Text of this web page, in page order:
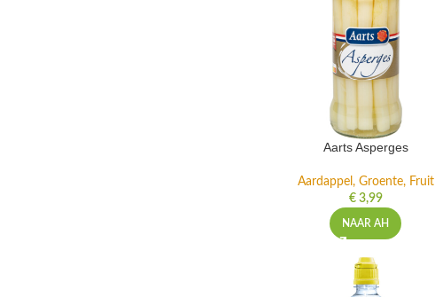
Aarts Asperges
Aardappel, Groente, Fruit
€3,99
NAAR AH